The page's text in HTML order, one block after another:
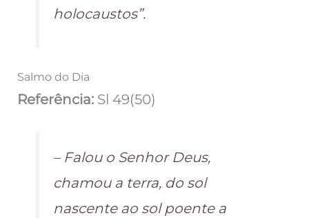
holocaustos”.
Salmo do Dia
Referência: Sl 49(50)
– Falou o Senhor Deus,
chamou a terra, do sol
nascente ao sol poente a